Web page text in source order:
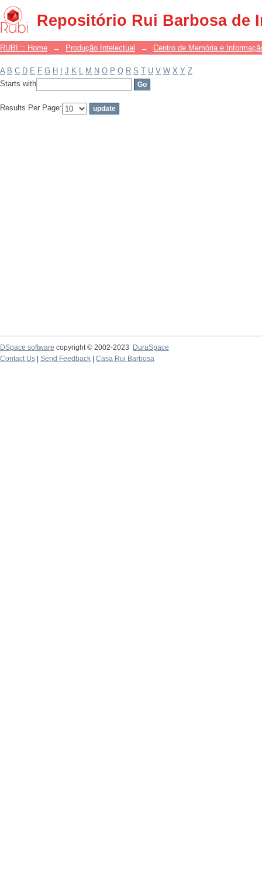
Repositório Rui Barbosa de
Filter by: Subject
RUBI :: Home → Produção Intelectual → Centro de Memória e
A B C D E F G H J K L M N O P Q R S T U V W X Y Z
Starts with
Results Per Page:
DSpace software copyright © 2002-2023
DuraSpace
Contact Us
Send Feedback Casa Rui Barbosa